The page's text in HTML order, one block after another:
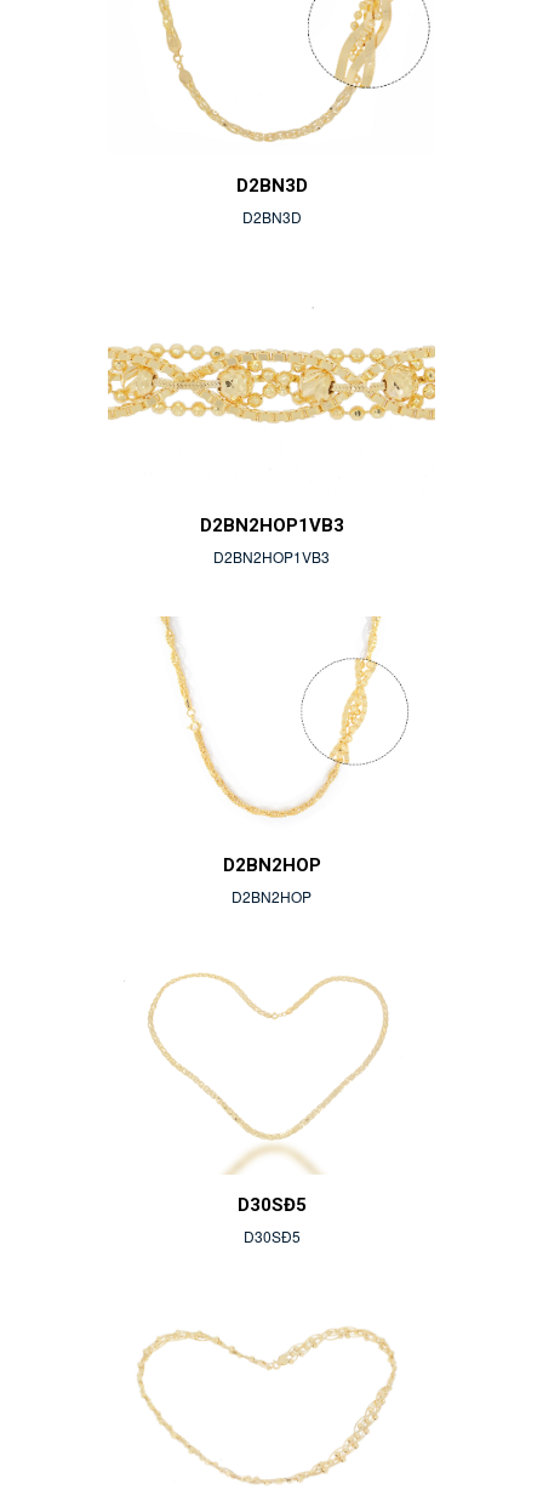
D2BN3D
D2BN3D
D2BN2HOP1VB3
D2BN2HOP1VB3
D2BN2HOP
D2BN2HOP
D30SĐ5
D30SĐ5